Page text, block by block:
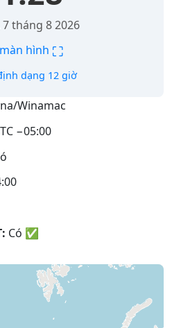
tháng 8 2026
hình ⛶
dạng 12 giờ
Winamac
−05:00
Có ✅